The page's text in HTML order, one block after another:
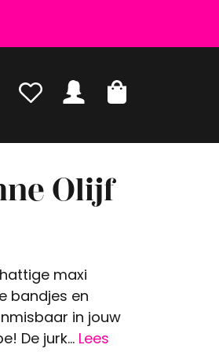
Olijf
maxi
bandjes en
in jouw
De jurk... Lees